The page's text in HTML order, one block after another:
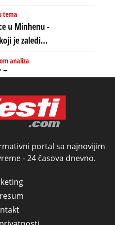
starim
Bez
u
su sada
Zelenski
tema
u Minhenu -
je zaledio
i duboko
(ceo
analiza
-
22.
portal sa najnovijim
- 24 časova dnevno.